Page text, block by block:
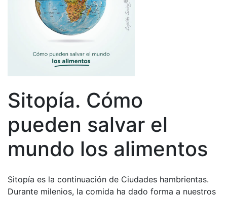
Sitopía. Cómo
pueden salvar el
mundo los alimentos
Sitopía es la continuación de Ciudades hambrientas.
Durante milenios, la comida ha dado forma a nuestros